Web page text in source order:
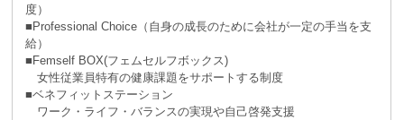
度）
■Professional Choice（自身の成長のために会社が⼀定の手当を支
給）
■Femself BOX(フェムセルフボックス)
女性従業員特有の健康課題をサポートする制度
■ベネフィットステーション
ワーク・ライフ・バランスの実現や自己啓発支援